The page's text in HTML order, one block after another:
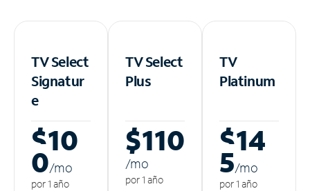
TV Select
Signatur
e
$10
0/mo
por 1 año
TV Select
Plus
$110
/mo
por 1 año
TV
Platinum
$14
5/mo
por 1 año